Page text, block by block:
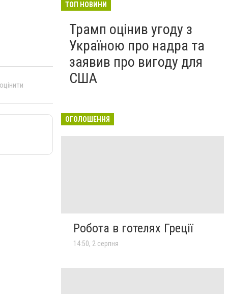
ТОП НОВИНИ
Трамп оцінив угоду з
Україною про надра та
заявив про вигоду для
США
ОГОЛОШЕННЯ
Робота в готелях Греції
14:50, 2 серпня